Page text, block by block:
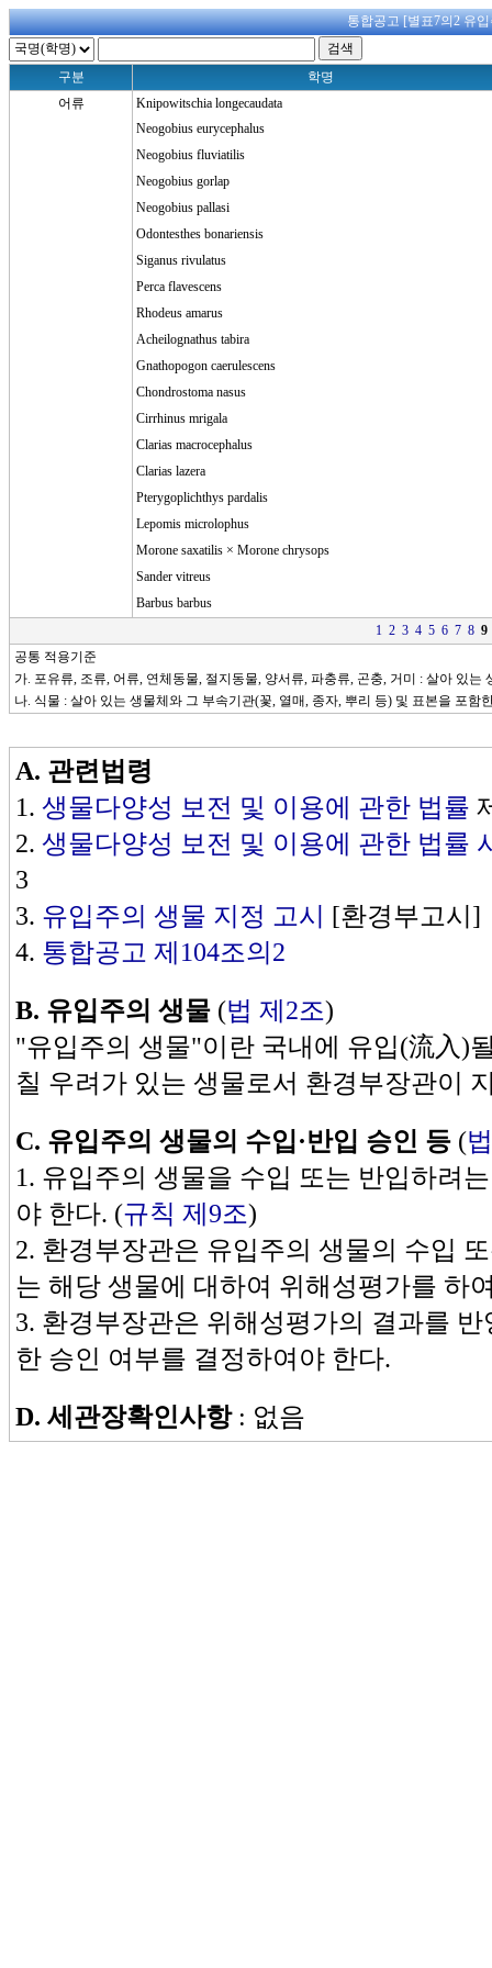
통합공고 [별표7의2 유
구분
학명
어류
Knipowitschia longecaudata
Neogobius eurycephalus
Neogobius fluviatilis
Neogobius gorlap
Neogobius pallasi
Odontesthes bonariensis
Siganus rivulatus
Perca flavescens
Rhodeus amarus
Acheilognathus tabira
Gnathopogon caerulescens
Chondrostoma nasus
Cirrhinus mrigala
Clarias macrocephalus
Clarias lazera
Pterygoplichthys pardalis
Lepomis microlophus
Morone saxatilis × Morone chrysops
Sander vitreus
Barbus barbus
1 2 3 4 5 6 7 8 9
공통 적용기준
가. 포유류, 조류, 어류, 연체동물, 절지동물, 양서류, 파충류, 곤충, 거미 : 살아 있는
나. 식물 : 살아 있는 생물체와 그 부속기관(꽃, 열매, 종자, 뿌리 등) 및 표본을 포함
A. 관련법령
1. 생물다양성 보전 및 이용에 관한 법률
2. 생물다양성 보전 및 이용에 관한 법률
3
3. 유입주의 생물 지정 고시
[환경부고시]
4. 통합공고 제104조의2
B. 유입주의 생물 (법 제2조)
"유입주의 생물"이란 국내에 유입(流入)
칠 우려가 있는 생물로서 환경부장관이
C. 유입주의 생물의 수입·반입 승인 등 (
1. 유입주의 생물을 수입 또는 반입하려
야 한다. (규칙 제9조)
2. 환경부장관은 유입주의 생물의 수입
는 해당 생물에 대하여 위해성평가를 하
3. 환경부장관은 위해성평가의 결과를
한 승인 여부를 결정하여야 한다.
D. 세관장확인사항: 없음